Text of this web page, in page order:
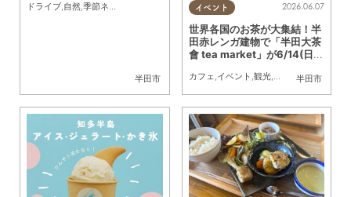
半田市
ドライブ,自然,季節ネタ 夫婦, 家族 カップル おひとりさま,友人
イベント
半田市
2026.06.07
世界各国のお茶が大集結！半
田赤レンガ建物で「半田大茶
會 tea market」が6/14(日)
カフェ,イベント ,観光,まちネタ